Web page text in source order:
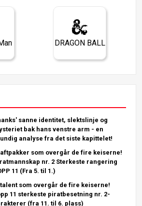
DRAGON BALL
sanne identitet, slektslinje og
bak hans venstre arm - en
analyse fra det siste kapittelet!
som overgår de fire keiserne!
nr. 2 Sterkeste rangering
11 (Fra 5. til 1.)
talent som overgår de fire keiserne!
11 sterkeste piratbesetning nr. 2-
(fra 11. til 6. plass)